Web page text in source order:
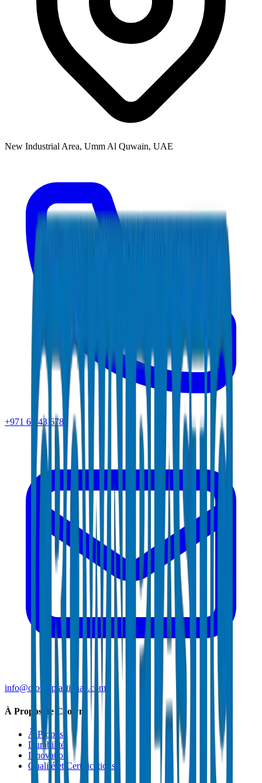
New Industrial Area, Umm Al Quwain, UAE
+971 6 543 6781
info@crownplasticuae.com
À Propos de Crown
À Propos
Durabilité
Innovation
Qualité et Certifications